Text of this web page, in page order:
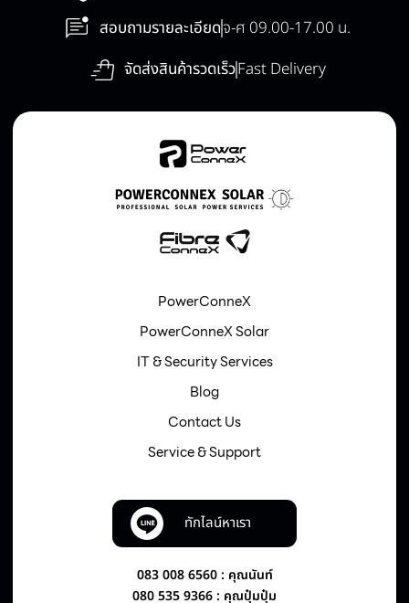
สอบถามรายละเอียดจ-ศ 09.00-17.00 น.
จัดส่งสินค้ารวดเร็วFast Delivery
PowerConneX
PowerConneX Solar
IT & Security Services
Blog
Contact Us
Service & Support
ทักไลน์หาเรา
083 008 6560 : คุณนันท์
080 535 9366 : คุณปุ๋มปุ๋ม